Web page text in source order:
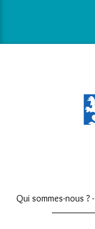
Qui sommes-nous ? -